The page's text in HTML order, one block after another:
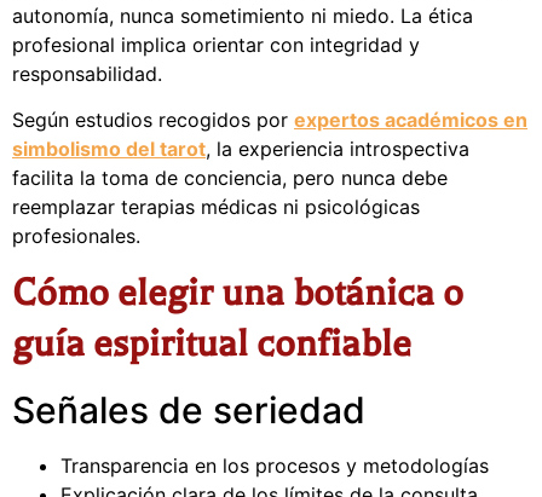
autonomía, nunca sometimiento ni miedo. La ética
profesional implica orientar con integridad y
responsabilidad.
Según estudios recogidos por expertos académicos en
simbolismo del tarot, la experiencia introspectiva
facilita la toma de conciencia, pero nunca debe
reemplazar terapias médicas ni psicológicas
profesionales.
Cómo elegir una botánica o
guía espiritual confiable
Señales de seriedad
Transparencia en los procesos y metodologías